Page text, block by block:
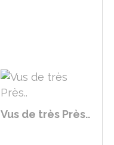
Vus de très Près..